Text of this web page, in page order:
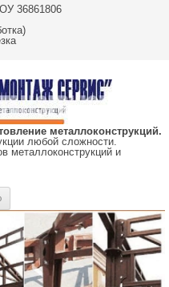
36861806
металлоконструкций.
любой сложности.
металлоконструкций и
содержимому